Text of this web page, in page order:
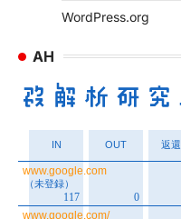
WordPress.org
AH